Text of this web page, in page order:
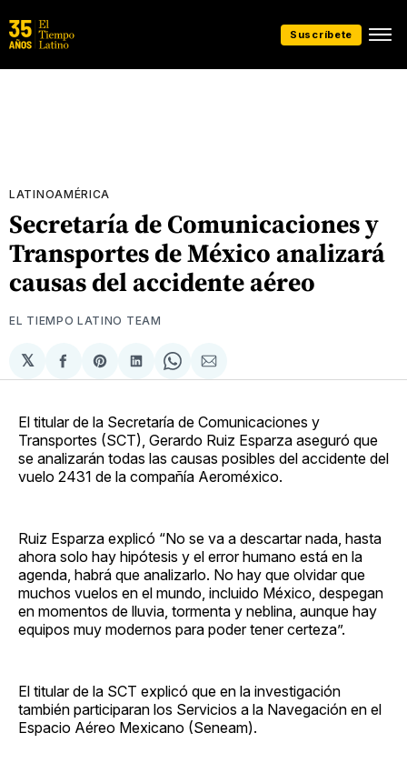
Suscríbete
LATINOAMÉRICA
Secretaría de Comunicaciones y
Transportes de México analizará
causas del accidente aéreo
EL TIEMPO LATINO TEAM
𝕏
Compartir
en
Share
on
Compartir
en
Share
on
Compartir
via
El titular de la Secretaría de Comunicaciones y
Transportes (SCT), Gerardo Ruiz Esparza aseguró que
se analizarán todas las causas posibles del accidente del
vuelo 2431 de la compañía Aeroméxico.
Ruiz Esparza explicó “No se va a descartar nada, hasta
ahora solo hay hipótesis y el error humano está en la
agenda, habrá que analizarlo. No hay que olvidar que
muchos vuelos en el mundo, incluido México, despegan
en momentos de lluvia, tormenta y neblina, aunque hay
equipos muy modernos para poder tener certeza”.
El titular de la SCT explicó que en la investigación
también participaran los Servicios a la Navegación en el
Espacio Aéreo Mexicano (Seneam).